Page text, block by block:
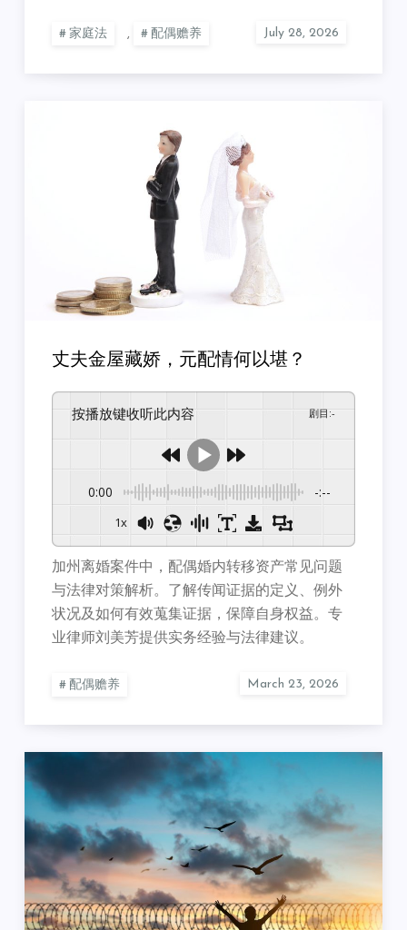
家庭法 , 配偶赡养
丈夫金屋藏娇，元配情何以堪？
按播放键收听此内容 剧目 :-
0:00 -:--
1x
加州离婚案件中，配偶婚内转移资产常见问题
与法律对策解析。了解传闻证据的定义、例外
状况及如何有效蒐集证据，保障自身权益。专
业律师刘美芳提供实务经验与法律建议。
配偶赡养